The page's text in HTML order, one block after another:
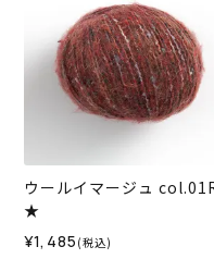
ウールイマージュ
★
¥1,485 (税込)